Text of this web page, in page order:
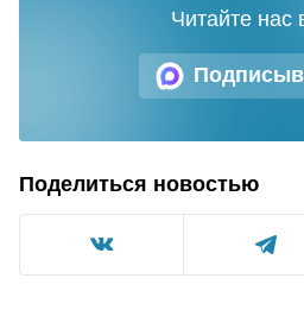
Читайте нас
Поделиться новостью